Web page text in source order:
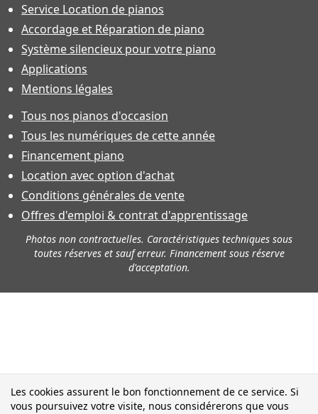
Les cookies assurent le bon fonctionnement de ce service. Si
vous poursuivez votre visite, nous considérerons que vous
Service Location de pianos
Accordage et Réparation de piano
Système silencieux pour votre piano
Applications
Mentions légales
Tous nos pianos d'occasion
Tous les numériques de cette année
Financement piano
Location avec option d'achat
Conditions générales de vente
Offres d'emploi & contrat d'apprentissage
Photos non contractuelles. Caractéristiques techniques sous
toutes réserves et sauf erreur. Financement sous réserve
d'acceptation.